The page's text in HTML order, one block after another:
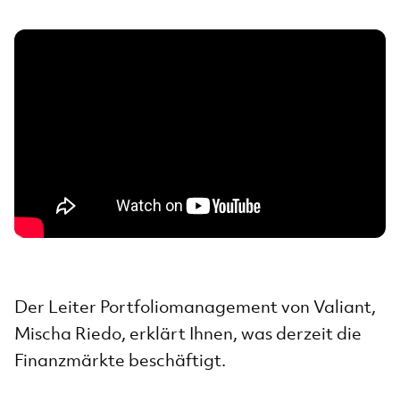
Der Leiter Portfoliomanagement von Valiant,
Mischa Riedo, erklärt Ihnen, was derzeit die
Finanzmärkte beschäftigt.